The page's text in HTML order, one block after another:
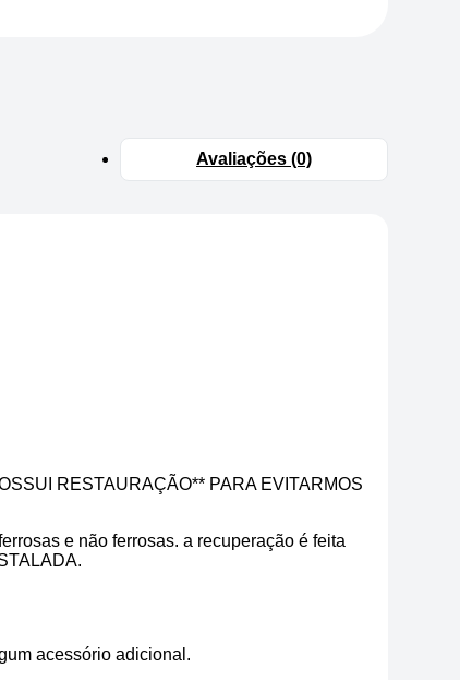
Avaliações (0)
RESTAURAÇÃO** PARA EVITARMOS
e não ferrosas. a recuperação é feita
acessório adicional.